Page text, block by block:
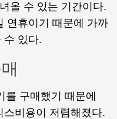
올 수 있는 기간이다.
연휴이기 때문에 가까
수 있다.
구매했기 때문에
비용이 저렴해졌다.